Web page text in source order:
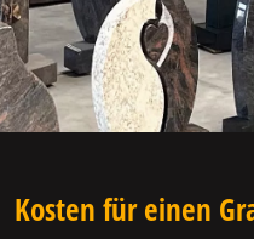
Kosten für einen